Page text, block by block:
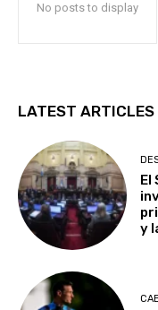
No posts to display
LATEST ARTICLES
El
y